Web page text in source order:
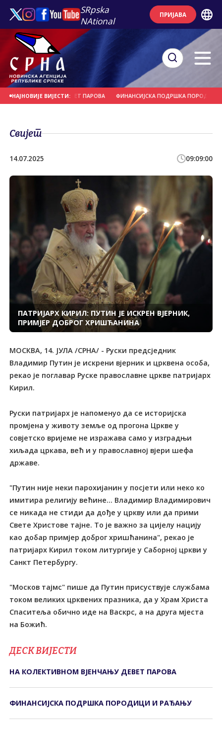
SRpska
NAtional
ПРИЈАВА
НАЈНОВИЈЕ ВИЈЕСТИ:
ВЈЕНЧАЊУ ДЕВЕТ ПАРОВА ФИНАНСИЈСКА ПОДРШКА ПОРОДИЦИ И
Свијет
14.07.2025 09:09:00
ПАТРИЈАРХ КИРИЛ: ПУТИН ЈЕ ИСКРЕН ВЈЕРНИК,
ПРИМЈЕР ДОБРОГ ХРИШЋАНИНА
МОСКВА, 14. ЈУЛА /СРНА/ - Руски предсједник
Владимир Путин је искрени вјерник и црквена особа,
рекао је поглавар Руске православне цркве патријарх
Кирил.
Руски патријарх је напоменуо да се историјска
промјена у животу земље од прогона Цркве у
совјетско вријеме не изражава само у изградњи
хиљада цркава, већ и у православној вјери шефа
државе.
"Путин није неки парохијанин у посјети или неко ко
имитира религију већине... Владимир Владимирович
се никада не стиди да дође у цркву или да прими
Свете Христове тајне. То је важно за цијелу нацију
као добар примјер доброг хришћанина", рекао је
патријарх Кирил током литургије у Саборној цркви у
Санкт Петербургу.
"Москов тајмс" пише да Путин присуствује службама
током великих црквених празника, да у Храм Христа
Спаситеља обично иде на Васкрс, а на друга мјеста
на Божић.
ДЕСК ВИЈЕСТИ
НА КОЛЕКТИВНОМ ВЈЕНЧАЊУ ДЕВЕТ ПАРОВА
ФИНАНСИЈСКА ПОДРШКА ПОРОДИЦИ И РАЂАЊУ